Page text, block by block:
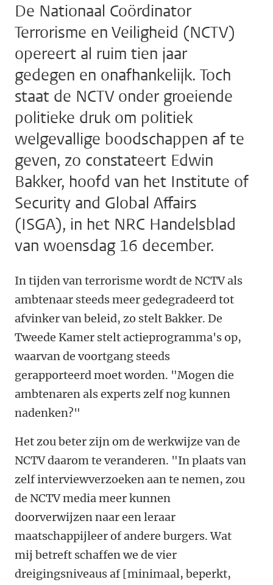
De Nationaal Coördinator
Terrorisme en Veiligheid (NCTV)
opereert al ruim tien jaar
gedegen en onafhankelijk. Toch
staat de NCTV onder groeiende
politieke druk om politiek
welgevallige boodschappen af te
geven, zo constateert Edwin
Bakker, hoofd van het Institute of
Security and Global Affairs
(ISGA), in het NRC Handelsblad
van woensdag 16 december.
In tijden van terrorisme wordt de NCTV als
ambtenaar steeds meer gedegradeerd tot
afvinker van beleid, zo stelt Bakker. De
Tweede Kamer stelt actieprogramma's op,
waarvan de voortgang steeds
gerapporteerd moet worden. "Mogen die
ambtenaren als experts zelf nog kunnen
nadenken?"
Het zou beter zijn om de werkwijze van de
NCTV daarom te veranderen. "In plaats van
zelf interviewverzoeken aan te nemen, zou
de NCTV media meer kunnen
doorverwijzen naar een leraar
maatschappijleer of andere burgers. Wat
mij betreft schaffen we de vier
dreigingsniveaus af [minimaal, beperkt,